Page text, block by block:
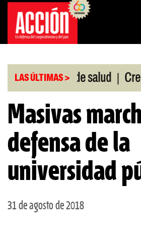
Saltar
contenido
LAS ÚLTIMAS >
cobertura de salud | Crece
Masivas
defensa de la
universidad
31 de agosto de 2018